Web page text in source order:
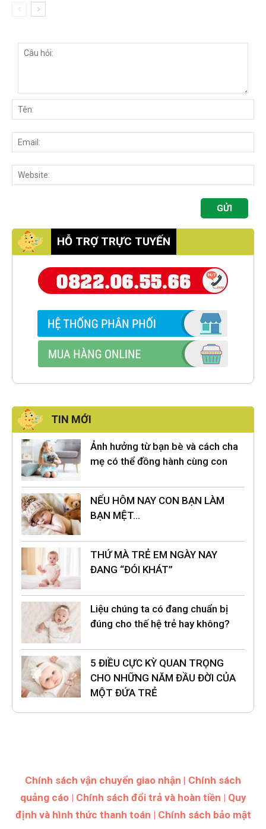
HỖ TRỢ TRỰC TUYẾN
TIN MỚI
Ảnh hưởng từ bạn bè và cách cha
mẹ có thể đồng hành cùng con
NẾU HÔM NAY CON BẠN LÀM
BẠN MỆT…
THỨ MÀ TRẺ EM NGÀY NAY
ĐANG “ĐÓI KHÁT”
Liệu chúng ta có đang chuẩn bị
đúng cho thế hệ trẻ hay không?
5 ĐIỀU CỰC KỲ QUAN TRỌNG
CHO NHỮNG NĂM ĐẦU ĐỜI CỦA
MỘT ĐỨA TRẺ
Chính sách vận chuyển giao nhận | Chính sách
quảng cáo| Chính sách đổi trả và hoàn tiền | Quy
định và hình thức thanh toán | Chính sách bảo mật